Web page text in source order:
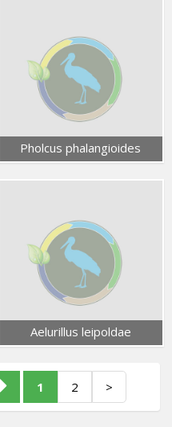
Pholcus phalangioides
Aelurillus leipoldae
1 2 >